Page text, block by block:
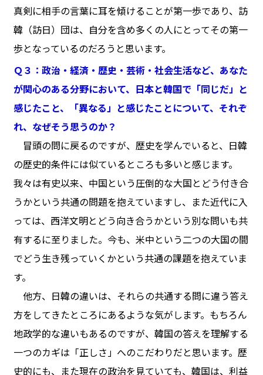
真剣に相手の言葉に耳を傾けることが第一歩であり、訪
韓（訪日）団は、自分を含め多くの人にとってその第一
歩となっているのだろうと思います。
Ｑ３：政治・経済・歴史・芸術・社会生活など、あなた
が関心のある分野において、日本と韓国で「同じだ」と
感じたこと、「異なる」と感じたことについて、それぞ
れ、なぜそう思うのか？
冒頭の問に戻るのですが、歴史を学んでいると、日韓
の歴史的条件には似ているところも多いと感じます。
我々は有史以来、中国という圧倒的な大国とどう付き合
うかという共通の問題を抱えていますし、また近代に入
っては、西洋文明とどう向き合うかという別な問いも共
有するに至りました。今も、米中という二つの大国の間
でどう生き残っていくかという共通の課題を抱えていま
す。
他方、日韓の違いは、それらの共通する問に違う答え
方をしてきたところにあるような気がします。もちろん
地政学的な違いもあるのですが、韓国の答えを理解する
一つのカギは「正しさ」へのこだわりだと思います。歴
史的にも、また現在の政治を見ていても、韓国は、利益